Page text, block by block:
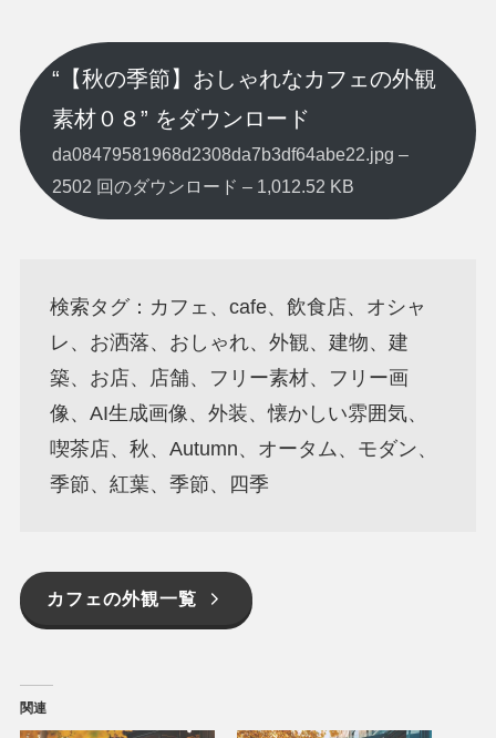
“【秋の季節】おしゃれなカフェの外観
素材０８” をダウンロード
da08479581968d2308da7b3df64abe22.jpg –
2502 回のダウンロード – 1,012.52 KB
検索タグ：カフェ、cafe、飲食店、オシャ
レ、お洒落、おしゃれ、外観、建物、建
築、お店、店舗、フリー素材、フリー画
像、AI生成画像、外装、懐かしい雰囲気、
喫茶店、秋、Autumn、オータム、モダン、
季節、紅葉、季節、四季
カフェの外観一覧
関連